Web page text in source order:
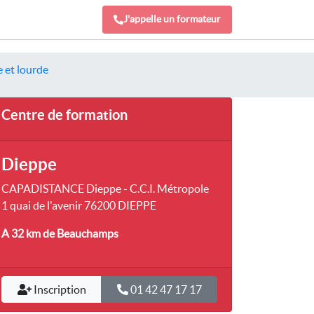
J'appelle un formateur
et lourde
Centre de formation
Dieppe
CAPADISTANCE Dieppe - C.C.I. Métropole
1 quai de l'avenir 76200 DIEPPE
A 32 kmde Beauchamps
Inscription 01 42 47 17 17